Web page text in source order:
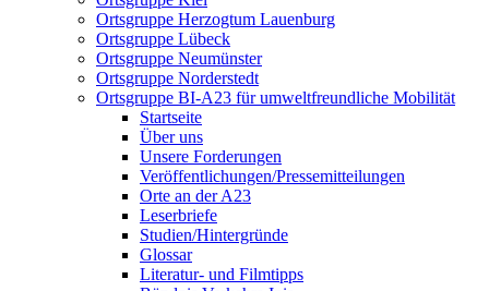
Ortsgruppe Herzogtum Lauenburg
Ortsgruppe Lübeck
Ortsgruppe Neumünster
Ortsgruppe Norderstedt
Ortsgruppe BI-A23 für umweltfreundliche Mobilität
Startseite
Über uns
Unsere Forderungen
Veröffentlichungen/Pressemitteilungen
Orte an der A23
Leserbriefe
Studien/Hintergründe
Glossar
Literatur- und Filmtipps